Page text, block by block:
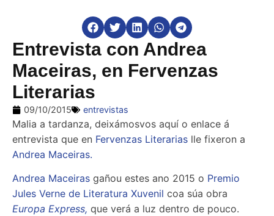
Entrevista con Andrea
Maceiras, en Fervenzas
Literarias
09/10/2015 entrevistas
Malia a tardanza, deixámosvos aquí o enlace á
entrevista que en Fervenzas Literarias lle fixeron a
Andrea Maceiras.
Andrea Maceiras gañou estes ano 2015 o Premio
Jules Verne de Literatura Xuvenil coa súa obra
Europa Express, que verá a luz dentro de pouco.